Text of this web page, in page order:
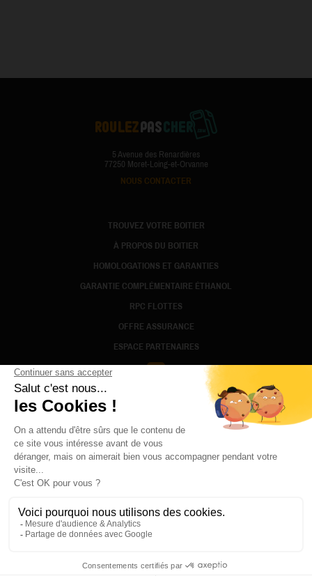
5 Avenue des Renardières
77250 Moret-Loing-et-Orvanne
NOUS CONTACTER
TROUVEZ VOTRE BOITIER
À PROPOS DU BOITIER
HOMOLOGATIONS ET GARANTIES
GARANTIE COMPLÉMENTAIRE ÉTHANOL
RPC FLOTTES
OFFRE ASSURANCE
ESPACE PARTENAIRES
MENTIONS LÉGALES
CONDITIONS GÉNÉRALES D'UTILISATION
DEVENIR PARTENAIRE
TARIFS